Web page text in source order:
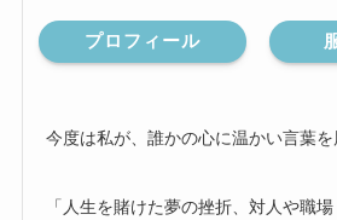
プロフィール
今度は私が、誰かの心に温かい言葉を
「人生を賭けた夢の挫折、対人や職